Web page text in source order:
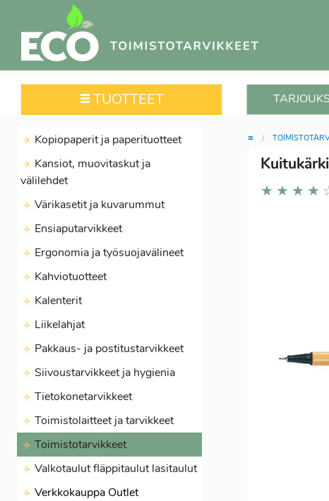
TUOTTEET
Kopiopaperit ja paperituotteet
Kansiot, muovitaskut ja
välilehdet
Värikasetit ja kuvarummut
Ensiaputarvikkeet
Ergonomia ja työsuojavälineet
Kahviotuotteet
Kalenterit
Liikelahjat
Pakkaus- ja postitustarvikkeet
Siivoustarvikkeet ja hygienia
Tietokonetarvikkeet
Toimistolaitteet ja tarvikkeet
Toimistotarvikkeet
Valkotaulut fläppitaulut lasitaulut
Verkkokauppa Outlet
≡
★ ★ ★ ★